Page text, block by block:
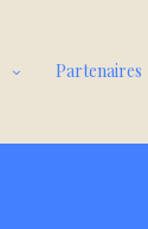
Partenaires